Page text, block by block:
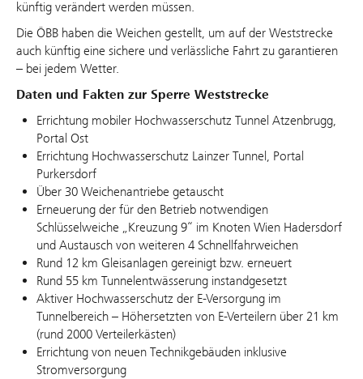
künftig verändert werden müssen.
Die ÖBB haben die Weichen gestellt, um auf der Weststrecke
auch künftig eine sichere und verlässliche Fahrt zu garantieren
– bei jedem Wetter.
Daten und Fakten zur Sperre Weststrecke
Errichtung mobiler Hochwasserschutz Tunnel Atzenbrugg,
Portal Ost
Errichtung Hochwasserschutz Lainzer Tunnel, Portal
Purkersdorf
Über 30 Weichenantriebe getauscht
Erneuerung der für den Betrieb notwendigen
Schlüsselweiche „Kreuzung 9“ im Knoten Wien Hadersdorf
und Austausch von weiteren 4 Schnellfahrweichen
Rund 12 km Gleisanlagen gereinigt bzw. erneuert
Rund 55 km Tunnelentwässerung instandgesetzt
Aktiver Hochwasserschutz der E-Versorgung im
Tunnelbereich – Höhersetzten von E-Verteilern über 21 km
(rund 2000 Verteilerkästen)
Errichtung von neuen Technikgebäuden inklusive
Stromversorgung